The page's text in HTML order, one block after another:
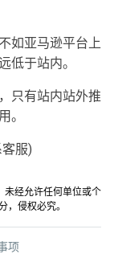
如亚马逊平台上
低于站内。
只有站内站外推
。
服)
未经允许任何单位或个
，侵权必究。
项